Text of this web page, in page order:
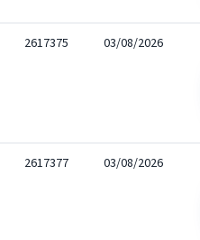
2617375 03/08/2026
2617377 03/08/2026